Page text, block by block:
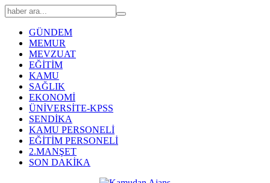
GÜNDEM
MEMUR
MEVZUAT
EĞİTİM
KAMU
SAĞLIK
EKONOMİ
ÜNİVERSİTE-KPSS
SENDİKA
KAMU PERSONELİ
EĞİTİM PERSONELİ
2.MANŞET
SON DAKİKA